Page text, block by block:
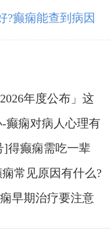
?癫痫能查到病因
年度公布」这
癫痫对病人心理有
]得癫痫需吃一辈
常见原因有什么?
早期治疗要注意